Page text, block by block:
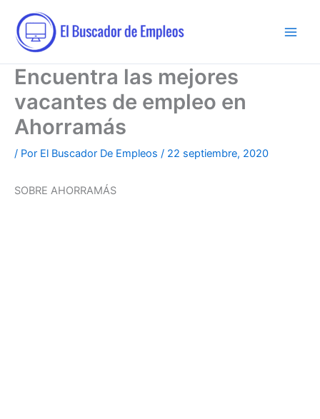
contenido
Encuentra las mejores
vacantes de empleo en
Ahorramás
/ Por El Buscador De Empleos / 22 septiembre, 2020
SOBRE AHORRAMÁS